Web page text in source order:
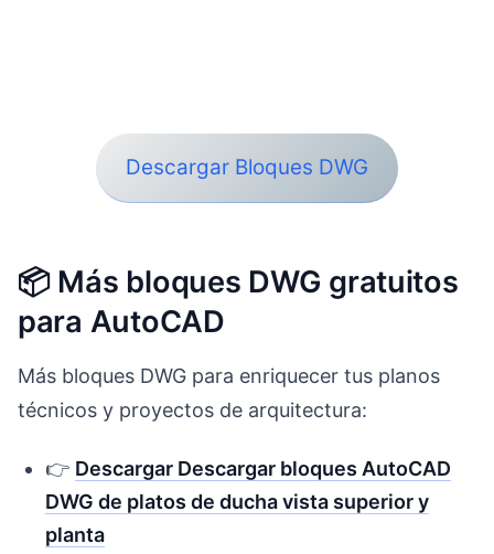
Descargar Bloques DWG
📦 Más bloques DWG gratuitos
para AutoCAD
Más bloques DWG para enriquecer tus planos
técnicos y proyectos de arquitectura:
👉 Descargar Descargar bloques AutoCAD
DWG de platos de ducha vista superior y
planta